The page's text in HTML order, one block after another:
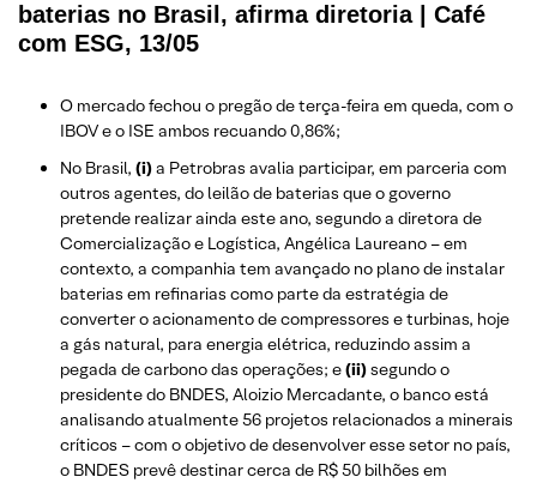
baterias no Brasil, afirma diretoria | Café
com ESG, 13/05
O mercado fechou o pregão de terça-feira em queda, com o
IBOV e o ISE ambos recuando 0,86%;
No Brasil, (i)a Petrobras avalia participar, em parceria com
outros agentes, do leilão de baterias que o governo
pretende realizar ainda este ano, segundo a diretora de
Comercialização e Logística, Angélica Laureano – em
contexto, a companhia tem avançado no plano de instalar
baterias em refinarias como parte da estratégia de
converter o acionamento de compressores e turbinas, hoje
a gás natural, para energia elétrica, reduzindo assim a
pegada de carbono das operações; e(ii)segundo o
presidente do BNDES, Aloizio Mercadante, o banco está
analisando atualmente 56 projetos relacionados a minerais
críticos – com o objetivo de desenvolver esse setor no país,
o BNDES prevê destinar cerca de R$ 50 bilhões em